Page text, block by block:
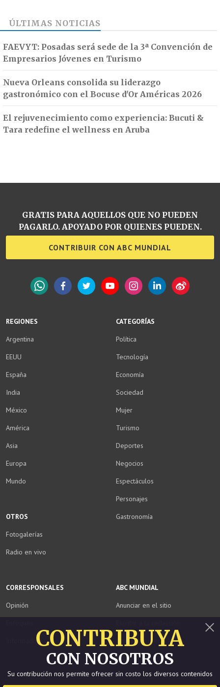
ÚLTIMAS NOTICIAS
FAEVYT: Posadas será sede de la 3ª Convención de
Empresarios Jóvenes en Turismo
Nueva Orleans consolida su liderazgo
gastronómico con el Bocuse d'Or Américas 2026
El rejuvenecimiento como experiencia: Bucuti &
Tara redefine el wellness en Aruba
CONTRIBUYA
CON NOSOTROS
Su contribución nos permite ofrecer sin costo los diversos contenidos
REGIONES
Argentina
EEUU
España
India
México
América
Asia
Europa
Mundo
CATEGORÍAS
Política
Tecnología
Economía
Sociedad
Mujer
Turismo
Deportes
Negocios
Espectáculos
Personajes
Gastronomía
CORRESPONSALES
Opinión
Informados
OTROS
Fotogalerías
Radio en vivo
ABC MUNDIAL
Anunciar en el sitio
Descargar media kit
Staff
GRATIS PARA AQUELLOS QUE NO PUEDEN
PAGARLO. APOYADO POR QUIENES PUEDEN.
CONTRIBUIR CON ABC MUNDIAL